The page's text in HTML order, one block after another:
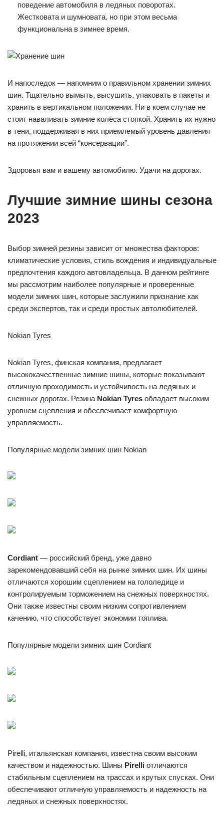
поведение автомобиля в ледяных поворотах.
Жестковата и шумновата, но при этом весьма
функциональна в зимнее время.
И напоследок — напомним о правильном хранении зимних
шин. Тщательно вымыть, высушить, упаковать в пакеты и
хранить в вертикальном положении. Ни в коем случае не
стоит наваливать зимние колёса стопкой. Хранить их нужно
в тени, поддерживая в них приемлемый уровень давления
на протяжении всей “консервации”.
Здоровья вам и вашему автомобилю. Удачи на дорогах.
Лучшие зимние шины сезона
2023
Выбор зимней резины зависит от множества факторов:
климатические условия, стиль вождения и индивидуальные
предпочтения каждого автовладельца. В данном рейтинге
мы рассмотрим наиболее популярные и проверенные
модели зимних шин, которые заслужили признание как
среди экспертов, так и среди простых автолюбителей.
Nokian Tyres
Nokian Tyres, финская компания, предлагает
высококачественные зимние шины, которые показывают
отличную проходимость и устойчивость на ледяных и
снежных дорогах. Резина Nokian Tyres обладает высоким
уровнем сцепления и обеспечивает комфортную
управляемость.
Популярные модели зимних шин Nokian
Cordiant — российский бренд, уже давно
зарекомендовавший себя на рынке зимних шин. Их шины
отличаются хорошим сцеплением на гололедице и
контролируемым торможением на снежных поверхностях.
Они также известны своим низким сопротивлением
качению, что способствует экономии топлива.
Популярные модели зимних шин Cordiant
Pirelli, итальянская компания, известна своим высоким
качеством и надежностью. Шины Pirelli отличаются
стабильным сцеплением на трассах и крутых спусках. Они
обеспечивают отличную управляемость и надежность на
ледяных и снежных поверхностях.